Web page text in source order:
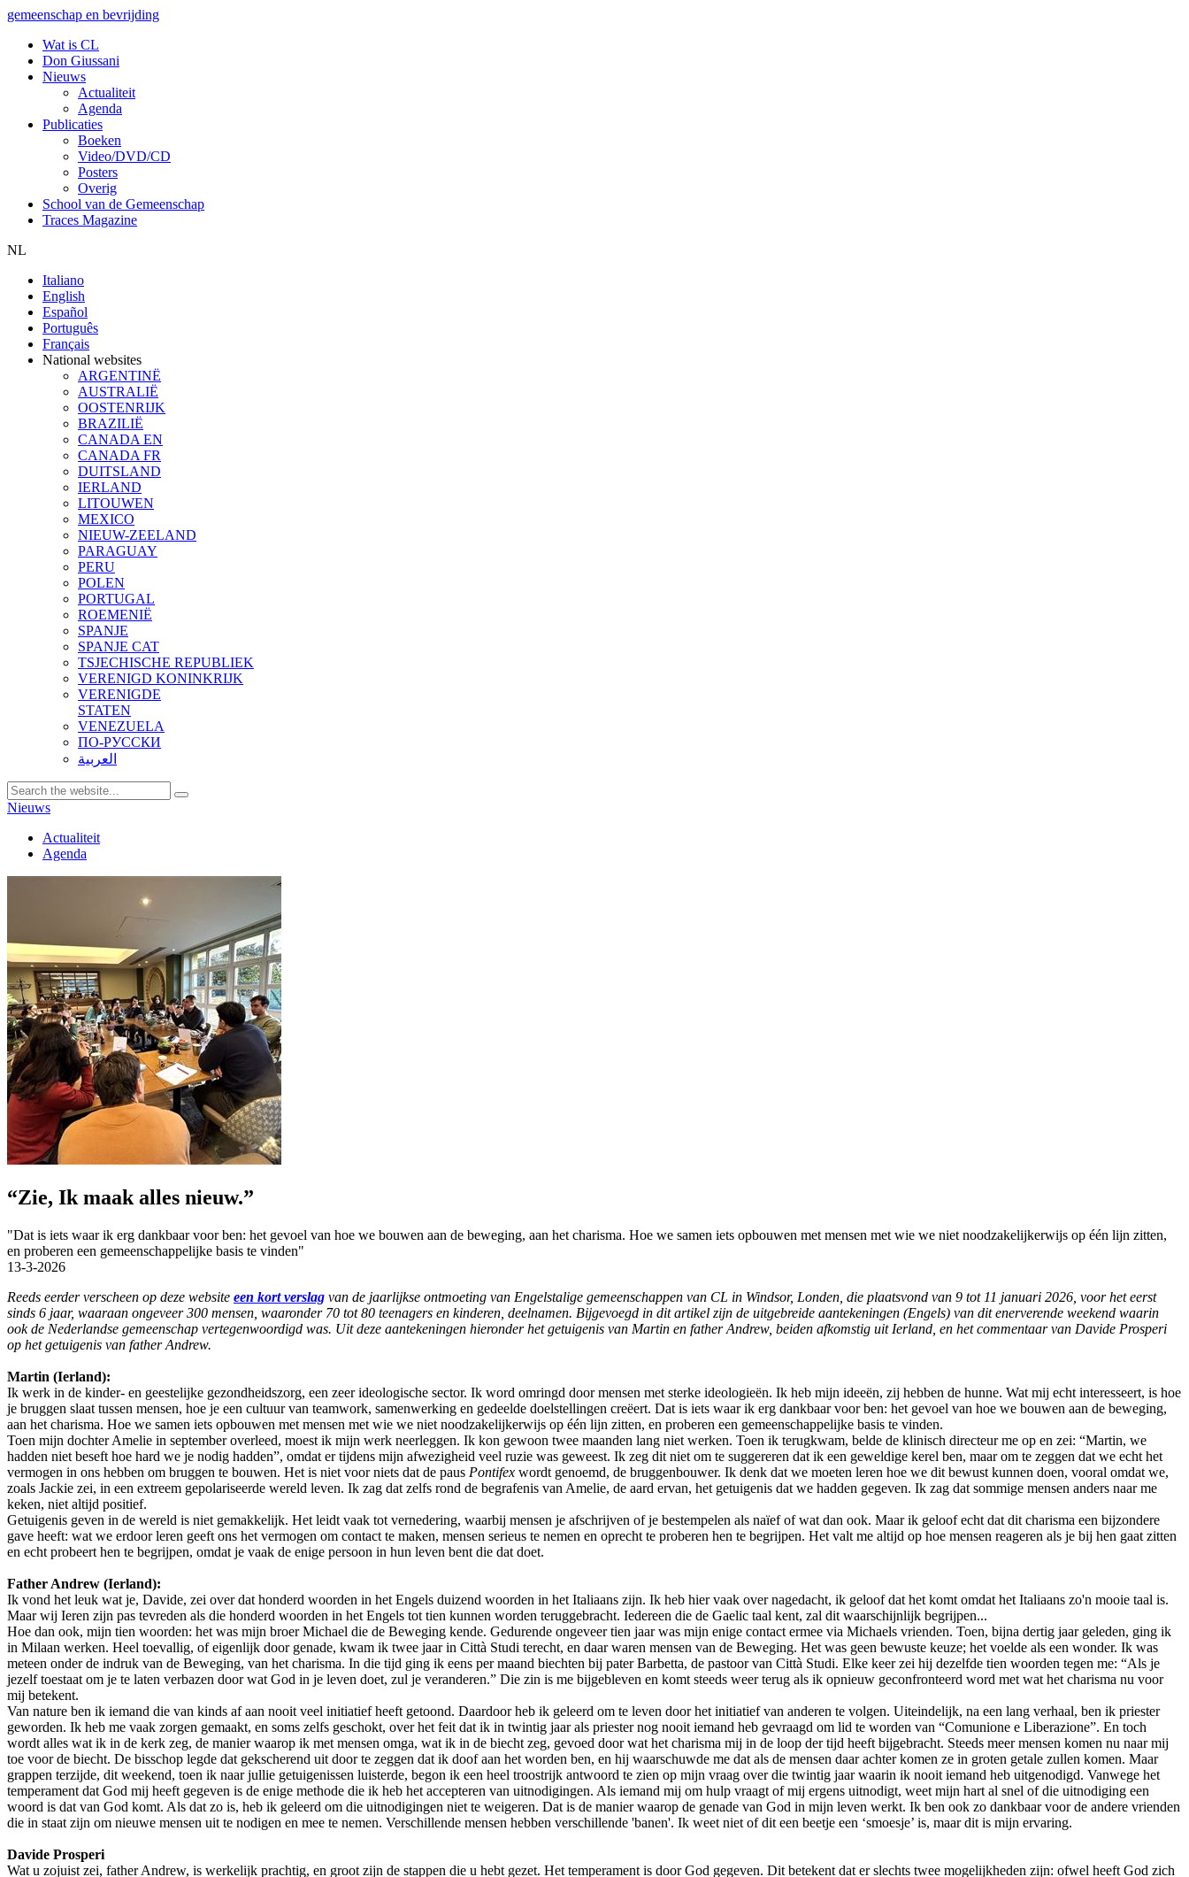
gemeenschap en bevrijding
Wat is CL
Don Giussani
Nieuws
Actualiteit
Agenda
Publicaties
Boeken
Video/DVD/CD
Posters
Overig
School van de Gemeenschap
Traces Magazine
NL
Italiano
English
Español
Português
Français
National websites
ARGENTINË
AUSTRALIË
OOSTENRIJK
BRAZILIË
CANADA EN
CANADA FR
DUITSLAND
IERLAND
LITOUWEN
MEXICO
NIEUW-ZEELAND
PARAGUAY
PERU
POLEN
PORTUGAL
ROEMENIË
SPANJE
SPANJE CAT
TSJECHISCHE REPUBLIEK
VERENIGD KONINKRIJK
VERENIGDE
STATEN
VENEZUELA
ПО-РУССКИ
العربية
Nieuws
Actualiteit
Agenda
“Zie, Ik maak alles nieuw.”
"Dat is iets waar ik erg dankbaar voor ben: het gevoel van hoe we bouwen aan de beweging, aan het charisma. Hoe we samen iets opbouwen met mensen met wie we niet noodzakelijkerwijs op één lijn zitten,
en proberen een gemeenschappelijke basis te vinden"
13-3-2026
Reeds eerder verscheen op deze website een kort verslag van de jaarlijkse ontmoeting van Engelstalige gemeenschappen van CL in Windsor, Londen, die plaatsvond van 9 tot 11 januari 2026, voor het eerst
sinds 6 jaar, waaraan ongeveer 300 mensen, waaronder 70 tot 80 teenagers en kinderen, deelnamen. Bijgevoegd in dit artikel zijn de uitgebreide aantekeningen (Engels) van dit enerverende weekend waarin
ook de Nederlandse gemeenschap vertegenwoordigd was. Uit deze aantekeningen hieronder het getuigenis van Martin en father Andrew, beiden afkomstig uit Ierland, en het commentaar van Davide Prosperi
op het getuigenis van father Andrew.
Martin (Ierland):
Ik werk in de kinder- en geestelijke gezondheidszorg, een zeer ideologische sector. Ik word omringd door mensen met sterke ideologieën. Ik heb mijn ideeën, zij hebben de hunne. Wat mij echt interesseert, is hoe
je bruggen slaat tussen mensen, hoe je een cultuur van teamwork, samenwerking en gedeelde doelstellingen creëert. Dat is iets waar ik erg dankbaar voor ben: het gevoel van hoe we bouwen aan de beweging,
aan het charisma. Hoe we samen iets opbouwen met mensen met wie we niet noodzakelijkerwijs op één lijn zitten, en proberen een gemeenschappelijke basis te vinden.
Toen mijn dochter Amelie in september overleed, moest ik mijn werk neerleggen. Ik kon gewoon twee maanden lang niet werken. Toen ik terugkwam, belde de klinisch directeur me op en zei: “Martin, we
hadden niet beseft hoe hard we je nodig hadden”, omdat er tijdens mijn afwezigheid veel ruzie was geweest. Ik zeg dit niet om te suggereren dat ik een geweldige kerel ben, maar om te zeggen dat we echt het
vermogen in ons hebben om bruggen te bouwen. Het is niet voor niets dat de paus Pontifex wordt genoemd, de bruggenbouwer. Ik denk dat we moeten leren hoe we dit bewust kunnen doen, vooral omdat we,
zoals Jackie zei, in een extreem gepolariseerde wereld leven. Ik zag dat zelfs rond de begrafenis van Amelie, de aard ervan, het getuigenis dat we hadden gegeven. Ik zag dat sommige mensen anders naar me
keken, niet altijd positief.
Getuigenis geven in de wereld is niet gemakkelijk. Het leidt vaak tot vernedering, waarbij mensen je afschrijven of je bestempelen als naïef of wat dan ook. Maar ik geloof echt dat dit charisma een bijzondere
gave heeft: wat we erdoor leren geeft ons het vermogen om contact te maken, mensen serieus te nemen en oprecht te proberen hen te begrijpen. Het valt me altijd op hoe mensen reageren als je bij hen gaat zitten
en echt probeert hen te begrijpen, omdat je vaak de enige persoon in hun leven bent die dat doet.
Father Andrew (Ierland):
Ik vond het leuk wat je, Davide, zei over dat honderd woorden in het Engels duizend woorden in het Italiaans zijn. Ik heb hier vaak over nagedacht, ik geloof dat het komt omdat het Italiaans zo'n mooie taal is.
Maar wij Ieren zijn pas tevreden als die honderd woorden in het Engels tot tien kunnen worden teruggebracht. Iedereen die de Gaelic taal kent, zal dit waarschijnlijk begrijpen...
Hoe dan ook, mijn tien woorden: het was mijn broer Michael die de Beweging kende. Gedurende ongeveer tien jaar was mijn enige contact ermee via Michaels vrienden. Toen, bijna dertig jaar geleden, ging ik
in Milaan werken. Heel toevallig, of eigenlijk door genade, kwam ik twee jaar in Città Studi terecht, en daar waren mensen van de Beweging. Het was geen bewuste keuze; het voelde als een wonder. Ik was
meteen onder de indruk van de Beweging, van het charisma. In die tijd ging ik eens per maand biechten bij pater Barbetta, de pastoor van Città Studi. Elke keer zei hij dezelfde tien woorden tegen me: “Als je
jezelf toestaat om je te laten verbazen door wat God in je leven doet, zul je veranderen.” Die zin is me bijgebleven en komt steeds weer terug als ik opnieuw geconfronteerd word met wat het charisma nu voor
mij betekent.
Van nature ben ik iemand die van kinds af aan nooit veel initiatief heeft getoond. Daardoor heb ik geleerd om te leven door het initiatief van anderen te volgen. Uiteindelijk, na een lang verhaal, ben ik priester
geworden. Ik heb me vaak zorgen gemaakt, en soms zelfs geschokt, over het feit dat ik in twintig jaar als priester nog nooit iemand heb gevraagd om lid te worden van “Comunione e Liberazione”. En toch
wordt alles wat ik in de kerk zeg, de manier waarop ik met mensen omga, wat ik in de biecht zeg, gevoed door wat het charisma mij in de loop der tijd heeft bijgebracht. Steeds meer mensen komen nu naar mij
toe voor de biecht. De bisschop legde dat gekscherend uit door te zeggen dat ik doof aan het worden ben, en hij waarschuwde me dat als de mensen daar achter komen ze in groten getale zullen komen. Maar
grappen terzijde, dit weekend, toen ik naar jullie getuigenissen luisterde, begon ik een heel troostrijk antwoord te zien op mijn vraag over die twintig jaar waarin ik nooit iemand heb uitgenodigd. Vanwege het
temperament dat God mij heeft gegeven is de enige methode die ik heb het accepteren van uitnodigingen. Als iemand mij om hulp vraagt of mij ergens uitnodigt, weet mijn hart al snel of die uitnodiging een
woord is dat van God komt. Als dat zo is, heb ik geleerd om die uitnodigingen niet te weigeren. Dat is de manier waarop de genade van God in mijn leven werkt. Ik ben ook zo dankbaar voor de andere vrienden
die in staat zijn om nieuwe mensen uit te nodigen en mee te nemen. Verschillende mensen hebben verschillende 'banen'. Ik weet niet of dit een beetje een ‘smoesje’ is, maar dit is mijn ervaring.
Davide Prosperi
Wat u zojuist zei, father Andrew, is werkelijk prachtig, en groot zijn de stappen die u hebt gezet. Het temperament is door God gegeven. Dit betekent dat er slechts twee mogelijkheden zijn: ofwel heeft God zich